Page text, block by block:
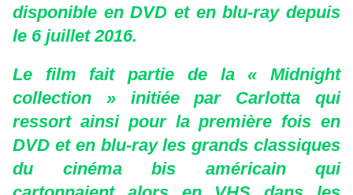
disponible en DVD et en blu-ray depuis
le 6 juillet 2016.
Le film fait partie de la « Midnight
collection » initiée par Carlotta qui
ressort ainsi pour la première fois en
DVD et en blu-ray les grands classiques
du cinéma bis américain qui